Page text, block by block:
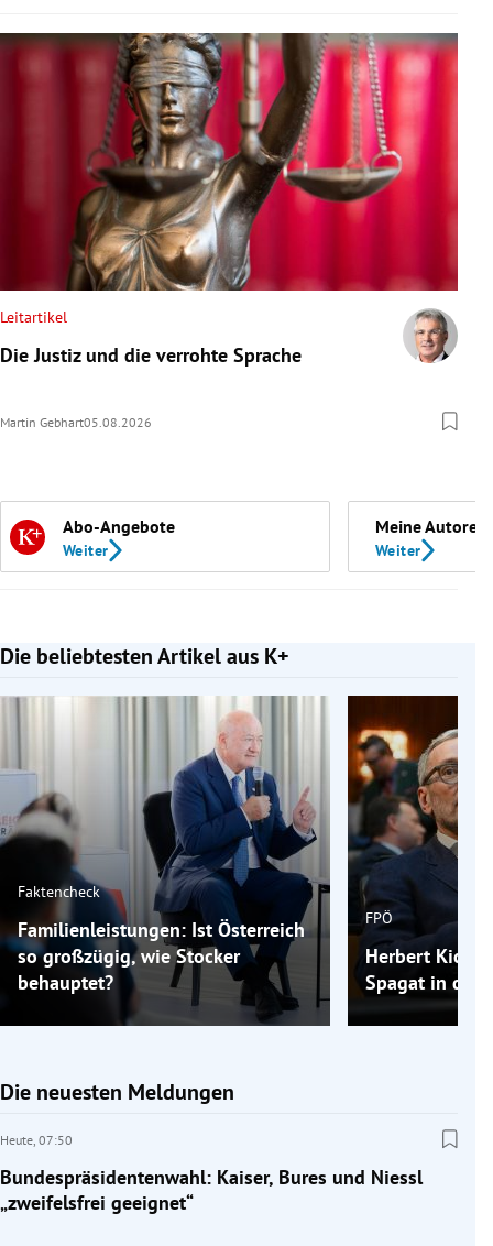
Leitartikel
Die Justiz und die verrohte Sprache
Martin Gebhart05.08.2026
Abo-Angebote
Weiter
Meine Autoren
Weiter
Die beliebtesten Artikel aus K+
Slide 1 von 7
Faktencheck
Familienleistungen: Ist Österreich
so großzügig, wie Stocker
behauptet?
FPÖ
Herbert
Spagat in der
Die neuesten Meldungen
Heute, 07:50
Bundespräsidentenwahl: Kaiser, Bures und Niessl
„zweifelsfrei geeignet“